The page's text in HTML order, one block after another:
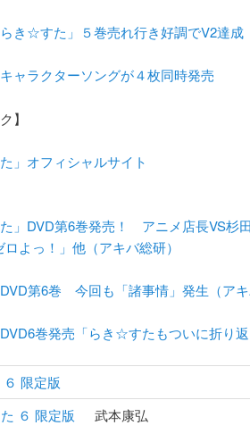
き☆すた」５巻売れ行き好調でV2達成
ャラクターソングが４枚同時発売
】
」オフィシャルサイト
」DVD第6巻発売！ アニメ店長VS杉
よっ！」他（アキバ総研）
第6巻 今回も「諸事情」発生（アキ
巻発売「らき☆すたもついに折り返
限定版
武本康弘